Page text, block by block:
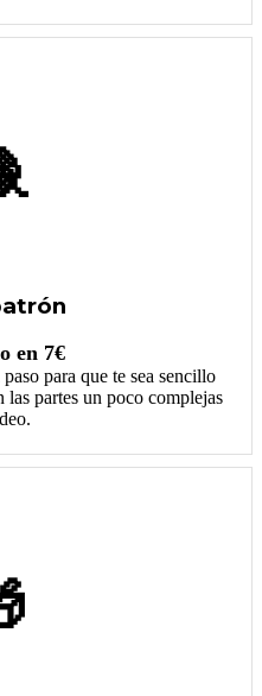
en 7€
para que te sea sencillo
las partes un poco complejas